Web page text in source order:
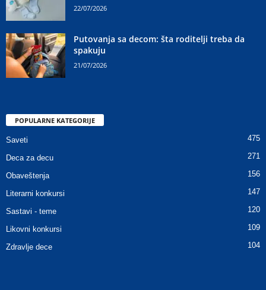
22/07/2026
Putovanja sa decom: šta roditelji treba da
spakuju
21/07/2026
POPULARNE KATEGORIJE
Saveti 475
Deca za decu 271
Obaveštenja 156
Literarni konkursi 147
Sastavi - teme 120
Likovni konkursi 109
Zdravlje dece 104